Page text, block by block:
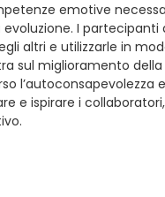
emotive
I
altri e utilizzarle in
sul miglioramento
l’autoconsapevolezza
e ispirare i